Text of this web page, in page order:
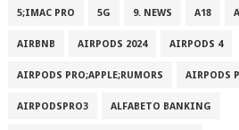
5;IMAC PRO 5G 9. NEWS A18
AIRBNB AIRPODS 2024 AIRPODS 4
AIRPODS PRO;APPLE;RUMORS AIRPODS
AIRPODSPRO3 ALFABETO BANKING